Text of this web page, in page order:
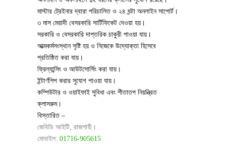
মাস্টার ট্রেইনার দ্বারা পরিচালিত ও ২৪ ঘন্টা অনলাইন সাপোর্ট।
৩ মাস মেয়াদী বেসরকারি সার্টিফিকেট দেওয়া হয়।
সরকারি ও বেসরকারি দাপ্তরিক চাকুরী পাওয়া যায়।
আত্মকর্মসংস্থান সৃষ্টি হয় ও নিজেকে উদ্যোক্তা হিসেবে
প্রতিষ্ঠিত করা যায়।
ফ্রিল্যান্সিং ও আউটসোর্সিং করা যায়।
ইন্টার্ণশিপ করার সুযোগ পাওয়া যায়।
কম্পিউটার ও ওয়াইফাই সুবিধা এবং শীতাতপ নিয়ন্ত্রিত
ক্লাসরুম।
বিস্তারিত –
জেবিডি আইটি, রাজশাহী।
মোবাইল: 01716-905615